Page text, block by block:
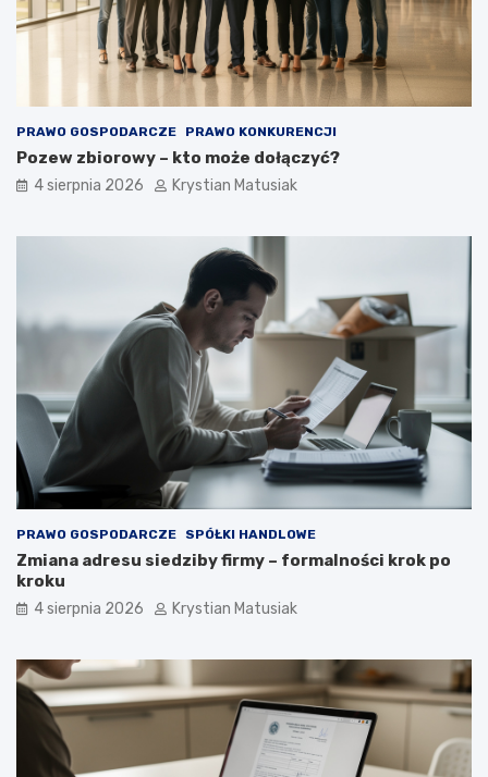
PRAWO GOSPODARCZE PRAWO KONKURENCJI
Pozew zbiorowy – kto może dołączyć?
4 sierpnia 2026 Krystian Matusiak
PRAWO GOSPODARCZE SPÓŁKI HANDLOWE
Zmiana adresu siedziby firmy – formalności krok po
kroku
4 sierpnia 2026 Krystian Matusiak